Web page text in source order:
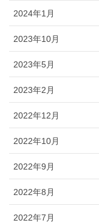
2024年1月
2023年10月
2023年5月
2023年2月
2022年12月
2022年10月
2022年9月
2022年8月
2022年7月